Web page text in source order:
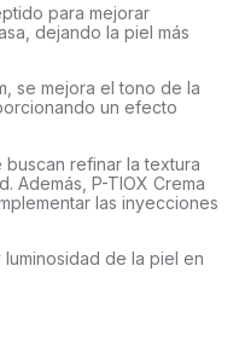
para mejorar
dejando la piel más
se mejora el tono de la
un efecto
refinar la textura
Además, P-TIOX Crema
las inyecciones
de la piel en